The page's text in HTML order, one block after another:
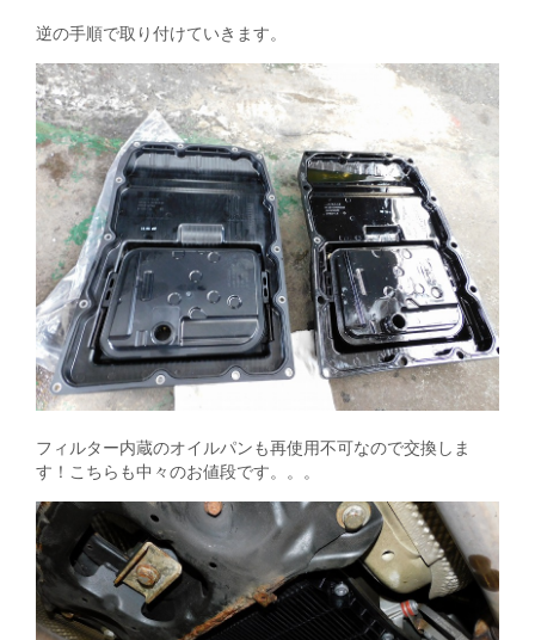
逆の手順で取り付けていきます。
フィルター内蔵のオイルパンも再使用不可なので交換しま
す！こちらも中々のお値段です。。。